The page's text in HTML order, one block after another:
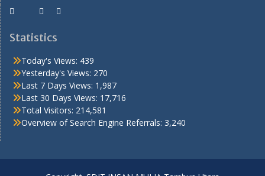
Statistics
Today's Views: 439
Yesterday's Views: 270
Last 7 Days Views: 1,987
Last 30 Days Views: 17,716
Total Visitors: 214,581
Overview of Search Engine Referrals: 3,240